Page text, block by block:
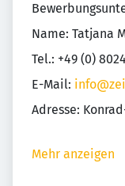
Name: Tatjana
Tel.: +49 (0)
E-Mail:
Adresse:
Mehr anzeigen